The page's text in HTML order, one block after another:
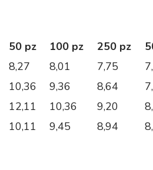
50 pz 100 pz 250 pz
8,27 8,01 7,75
10,36 9,36 8,64
12,11 10,36 9,20
10,11 9,45 8,94